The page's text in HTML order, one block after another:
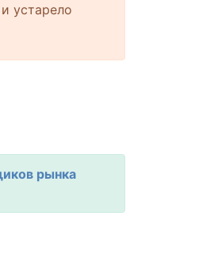
устарело
рынка